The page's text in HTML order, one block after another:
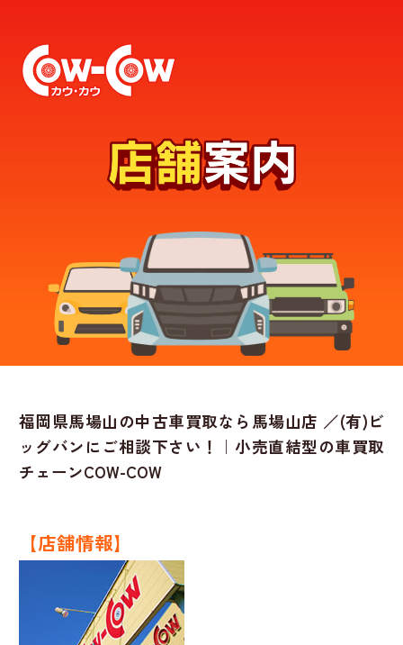
福岡県馬場山の中古車買取なら馬場山店 ／(有)ビ
ッグバンにご相談下さい！｜小売直結型の車買取
チェーンCOW-COW
【店舗情報】